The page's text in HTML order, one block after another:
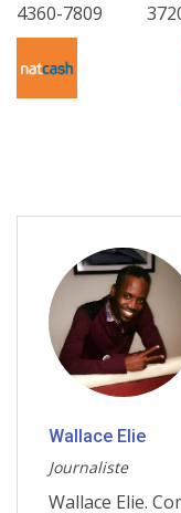
4360-7809
Wallace Elie
Journaliste
Wallace Elie.